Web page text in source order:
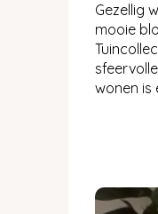
Gezellig
mooie
wonen is